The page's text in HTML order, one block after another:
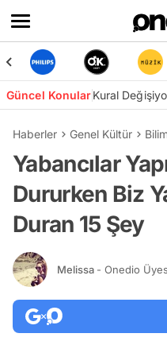
Güncel KonularKural
Haberler Genel Kültür
Yabancılar
Dururken Biz
Duran 15 Şey
Melissa - Onedio